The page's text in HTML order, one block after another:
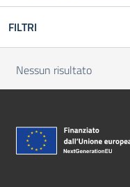
FILTRI
Nessun risultato